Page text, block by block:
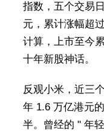
指数，五个交易
元，累计涨幅超
计算，上市至今
十年新股神话。
反观小米，近三
年 1.6 万亿港元
半。曾经的 " 年